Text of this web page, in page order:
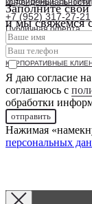
конфиденциальности
ПОДАРОЧНЫЕ
+7 (952) 317-27-21
Публичная оферта
2024 ВСЕ ПРАВА
ВАКАНСИИ
КОРПОРАТИВНЫЕ
Заполните
и мы свяжемся
Я даю согласие
соглашаюсь с
обработки
отправить
Нажимая
персональных